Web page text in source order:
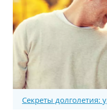
Секреты долголетия: